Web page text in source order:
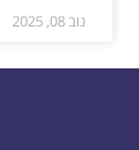
נוב 08, 2025